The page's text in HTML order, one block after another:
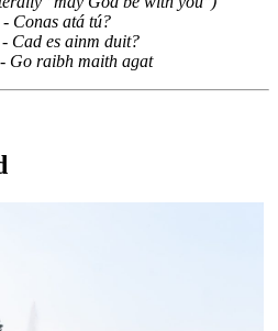
- Conas atá tú?
Cad es ainm duit?
Go raibh maith agat